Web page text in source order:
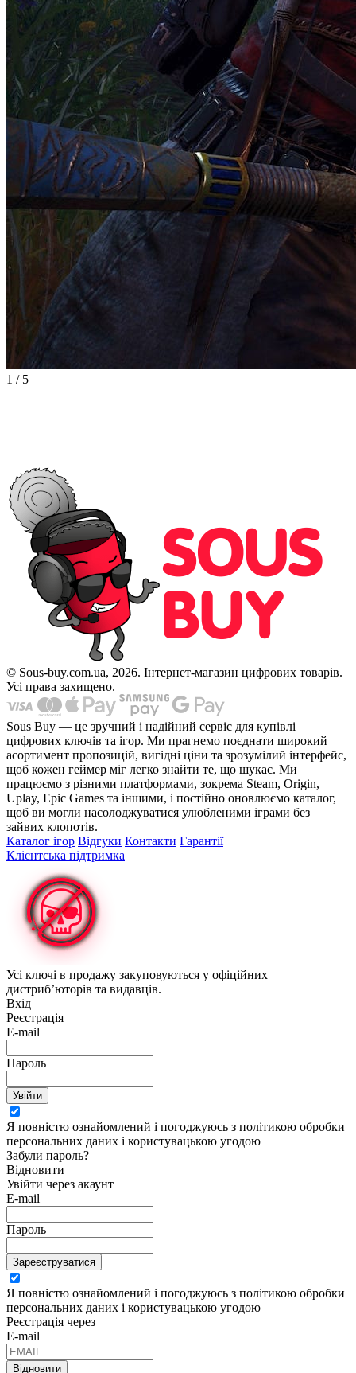
1 / 5
© Sous-buy.com.ua, 2026. Інтернет-магазин цифрових товарів.
Усі права захищено.
Sous Buy — це зручний і надійний сервіс для купівлі
цифрових ключів та ігор. Ми прагнемо поєднати широкий
асортимент пропозицій, вигідні ціни та зрозумілий інтерфейс,
щоб кожен геймер міг легко знайти те, що шукає. Ми
працюємо з різними платформами, зокрема Steam, Origin,
Uplay, Epic Games та іншими, і постійно оновлюємо каталог,
щоб ви могли насолоджуватися улюбленими іграми без
зайвих клопотів.
Каталог ігор Відгуки Контакти Гарантії
Клієнтська підтримка
Усі ключі в продажу закуповуються у офіційних
дистриб’юторів та видавців.
Вхід
Реєстрація
E-mail
Пароль
Увійти
Я повністю ознайомлений і погоджуюсь з політикою обробки
персональних даних і користувацькою угодою
Забули пароль?
Відновити
Увійти через акаунт
E-mail
Пароль
Зареєструватися
Я повністю ознайомлений і погоджуюсь з політикою обробки
персональних даних і користувацькою угодою
Реєстрація через
E-mail
Відновити